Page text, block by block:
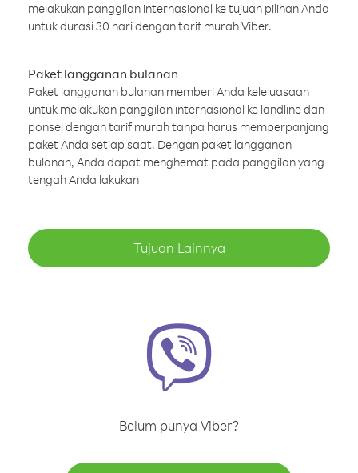
melakukan panggilan internasional ke tujuan pilihan Anda
untuk durasi 30 hari dengan tarif murah Viber.
Paket langganan bulanan
Paket langganan bulanan memberi Anda keleluasaan
untuk melakukan panggilan internasional ke landline dan
ponsel dengan tarif murah tanpa harus memperpanjang
paket Anda setiap saat. Dengan paket langganan
bulanan, Anda dapat menghemat pada panggilan yang
tengah Anda lakukan
Tujuan Lainnya
Belum punya Viber?